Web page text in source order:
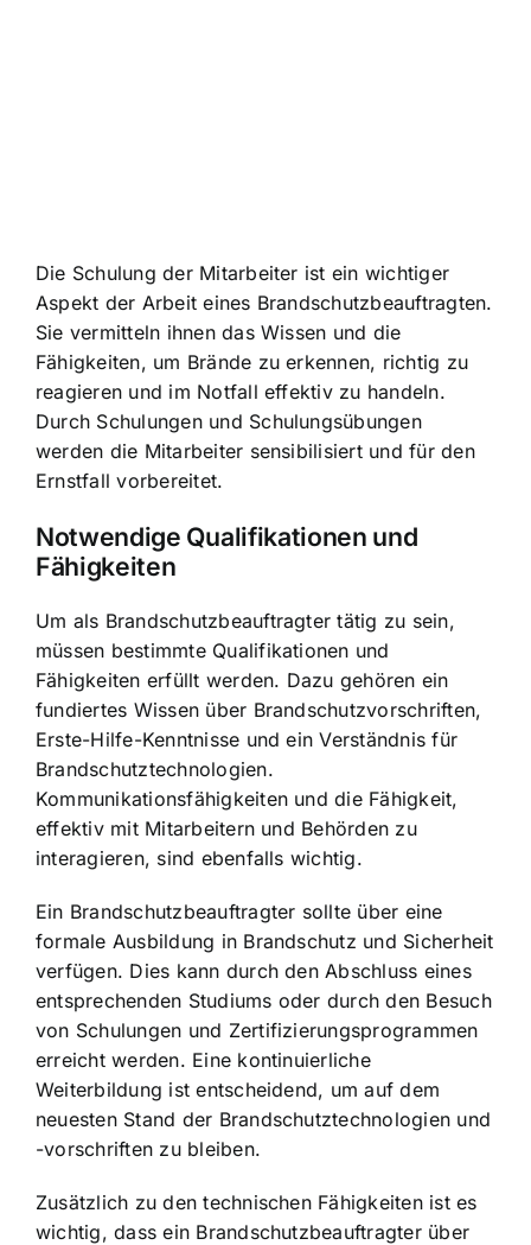
Die Schulung der Mitarbeiter ist ein wichtiger
Aspekt der Arbeit eines Brandschutzbeauftragten.
Sie vermitteln ihnen das Wissen und die
Fähigkeiten, um Brände zu erkennen, richtig zu
reagieren und im Notfall effektiv zu handeln.
Durch Schulungen und Schulungsübungen
werden die Mitarbeiter sensibilisiert und für den
Ernstfall vorbereitet.
Notwendige Qualifikationen und
Fähigkeiten
Um als Brandschutzbeauftragter tätig zu sein,
müssen bestimmte Qualifikationen und
Fähigkeiten erfüllt werden. Dazu gehören ein
fundiertes Wissen über Brandschutzvorschriften,
Erste-Hilfe-Kenntnisse und ein Verständnis für
Brandschutztechnologien.
Kommunikationsfähigkeiten und die Fähigkeit,
effektiv mit Mitarbeitern und Behörden zu
interagieren, sind ebenfalls wichtig.
Ein Brandschutzbeauftragter sollte über eine
formale Ausbildung in Brandschutz und Sicherheit
verfügen. Dies kann durch den Abschluss eines
entsprechenden Studiums oder durch den Besuch
von Schulungen und Zertifizierungsprogrammen
erreicht werden. Eine kontinuierliche
Weiterbildung ist entscheidend, um auf dem
neuesten Stand der Brandschutztechnologien und
-vorschriften zu bleiben.
Zusätzlich zu den technischen Fähigkeiten ist es
wichtig, dass ein Brandschutzbeauftragter über